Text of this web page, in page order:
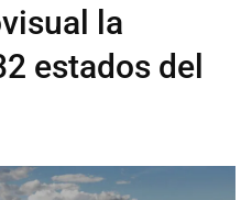
la
estados del